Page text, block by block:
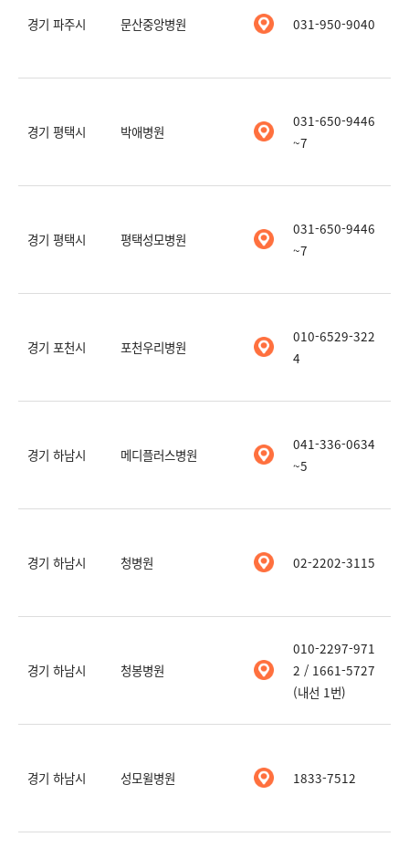
경기 파주시 문산중앙병원 031-950-9040
경기 평택시 박애병원
031-650-9446
~7
경기 평택시 평택성모병원
031-650-9446
~7
경기 포천시 포천우리병원
010-6529-322
4
경기 하남시 메디플러스병원
041-336-0634
~5
경기 하남시 청병원 02-2202-3115
경기 하남시 청봉병원
010-2297-971
2 / 1661-5727
(내선 1번)
경기 하남시 성모윌병원 1833-7512